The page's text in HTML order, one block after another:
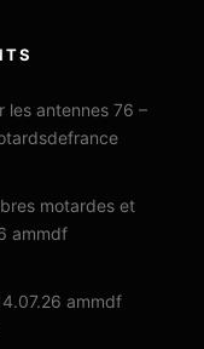
les antennes 76 –
motardes et
ammdf
ammdf